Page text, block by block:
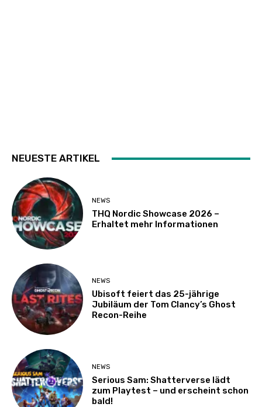
NEUESTE ARTIKEL
NEWS
THQ Nordic Showcase 2026 –
Erhaltet mehr Informationen
NEWS
Ubisoft feiert das 25-jährige
Jubiläum der Tom Clancy’s Ghost
Recon-Reihe
NEWS
Serious Sam: Shatterverse lädt
zum Playtest – und erscheint schon
bald!